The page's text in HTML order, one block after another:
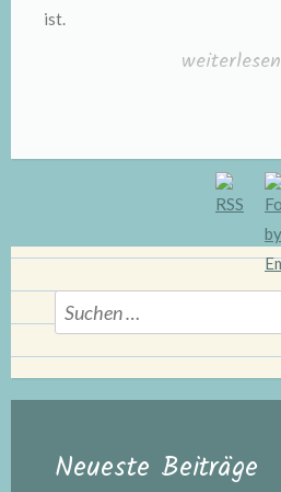
ist.
„Der
weiterlesen
Suchen
nach:
Neueste Beiträge